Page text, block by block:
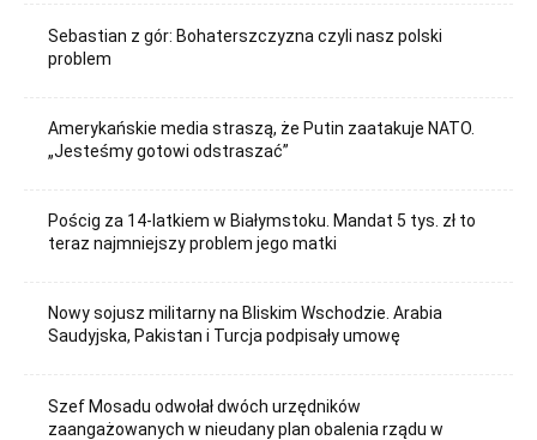
Sebastian z gór: Bohaterszczyzna czyli nasz polski
problem
Amerykańskie media straszą, że Putin zaatakuje NATO.
„Jesteśmy gotowi odstraszać”
Pościg za 14-latkiem w Białymstoku. Mandat 5 tys. zł to
teraz najmniejszy problem jego matki
Nowy sojusz militarny na Bliskim Wschodzie. Arabia
Saudyjska, Pakistan i Turcja podpisały umowę
Szef Mosadu odwołał dwóch urzędników
zaangażowanych w nieudany plan obalenia rządu w